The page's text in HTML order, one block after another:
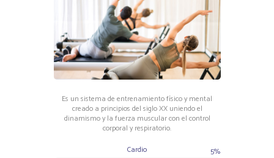
Es un sistema de entrenamiento físico y mental
creado a principios del siglo XX uniendo el
dinamismo y la fuerza muscular con el control
corporal y respiratorio.
Cardio
5%